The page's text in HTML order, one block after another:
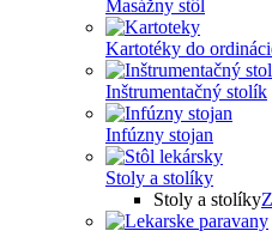
Masážny stôl
Kartotéky do
Inštrumentačný stolík
Infúzny stojan
Stoly a stolíky
Stoly a stolíky